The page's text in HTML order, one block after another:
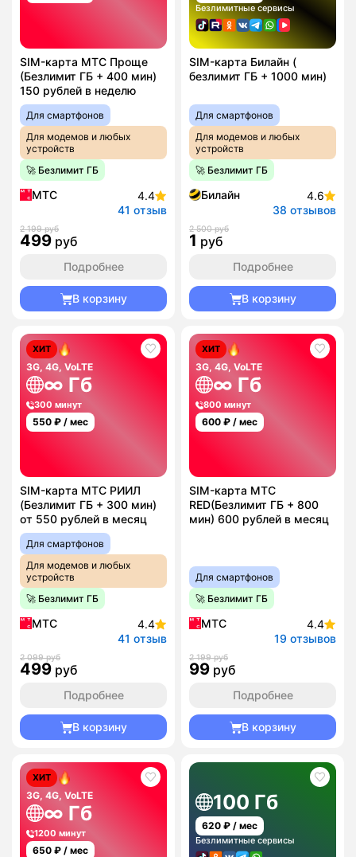
SIM-карта МТС Проще
(Безлимит ГБ + 400 мин)
150 рублей в неделю
Для смартфонов
Для модемов и любых
устройств
🚀 Безлимит ГБ
МТС
4.4
41 отзыв
2 199 руб
499 руб
Подробнее
В корзину
Безлимитные сервисы
SIM-карта Билайн (
безлимит ГБ + 1000 мин)
Для смартфонов
Для модемов и любых
устройств
🚀 Безлимит ГБ
Билайн
4.6
38 отзывов
2 500 руб
1 руб
Подробнее
В корзину
ХИТ
3G, 4G, VoLTE
∞ Гб
300 минут
550 ₽ / мес
SIM-карта МТС РИИЛ
(Безлимит ГБ + 300 мин)
от 550 рублей в месяц
Для смартфонов
Для модемов и любых
устройств
🚀 Безлимит ГБ
МТС
4.4
41 отзыв
2 099 руб
499 руб
Подробнее
В корзину
ХИТ
3G, 4G, VoLTE
∞ Гб
800 минут
600 ₽ / мес
SIM-карта МТС
RED(Безлимит ГБ + 800
мин) 600 рублей в месяц
Для смартфонов
🚀 Безлимит ГБ
МТС
4.4
19 отзывов
2 199 руб
99 руб
Подробнее
В корзину
ХИТ
3G, 4G, VoLTE
∞ Гб
1200 минут
650 ₽ / мес
100 Гб
620 ₽ / мес
Безлимитные сервисы